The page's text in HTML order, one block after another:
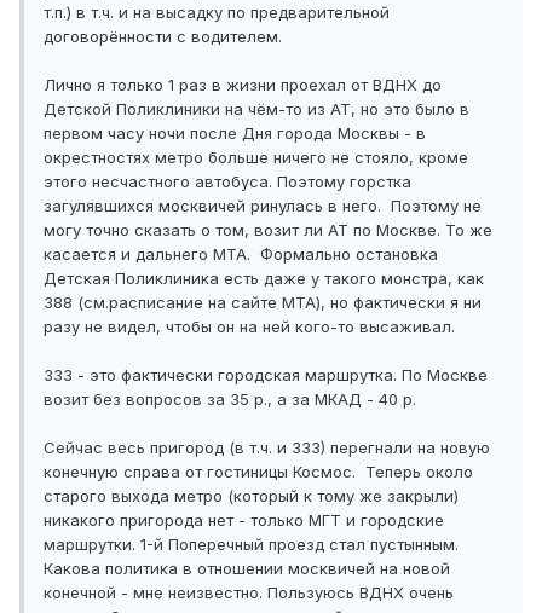
т.п.) в т.ч. и на высадку по предварительной
договорённости с водителем.
Лично я только 1 раз в жизни проехал от ВДНХ до
Детской Поликлиники на чём-то из АТ, но это было в
первом часу ночи после Дня города Москвы - в
окрестностях метро больше ничего не стояло, кроме
этого несчастного автобуса. Поэтому горстка
загулявшихся москвичей ринулась в него. Поэтому не
могу точно сказать о том, возит ли АТ по Москве. То же
касается и дальнего МТА. Формально остановка
Детская Поликлиника есть даже у такого монстра, как
388 (см.расписание на сайте МТА), но фактически я ни
разу не видел, чтобы он на ней кого-то высаживал.
333 - это фактически городская маршрутка. По Москве
возит без вопросов за 35 р., а за МКАД - 40 р.
Сейчас весь пригород (в т.ч. и 333) перегнали на новую
конечную справа от гостиницы Космос. Теперь около
старого выхода метро (который к тому же закрыли)
никакого пригорода нет - только МГТ и городские
маршрутки. 1-й Поперечный проезд стал пустынным.
Какова политика в отношении москвичей на новой
конечной - мне неизвестно. Пользуюсь ВДНХ очень